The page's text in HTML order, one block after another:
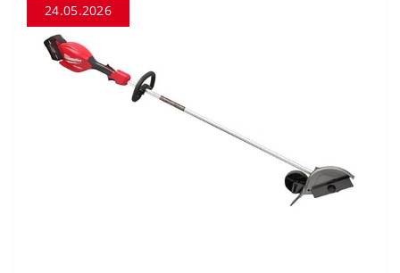
24.05.2026